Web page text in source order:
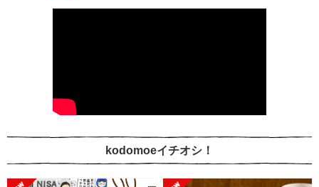
kodomoeイチオシ！